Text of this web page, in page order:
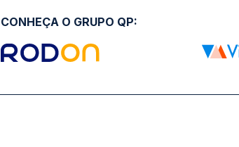
CONHEÇA O GRUPO QP: